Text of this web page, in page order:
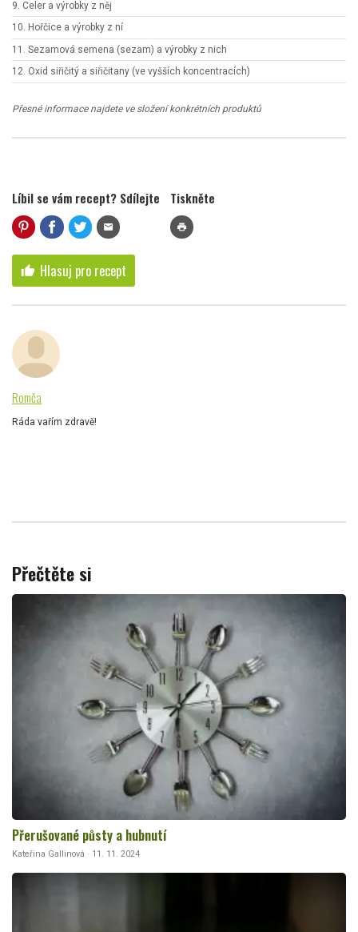
9. Celer a výrobky z něj
10. Hořčice a výrobky z ní
11. Sezamová semena (sezam) a výrobky z nich
12. Oxid siřičitý a siřičitany (ve vyšších koncentracích)
Přesné informace najdete ve složení konkrétních produktů
Líbil se vám recept? Sdílejte
mail
Tiskněte
print
thumb_up Hlasuj pro recept
Romča
Ráda vařím zdravě!
Přečtěte si
Přerušované půsty a hubnutí
Kateřina Gallinová · 11. 11. 2024